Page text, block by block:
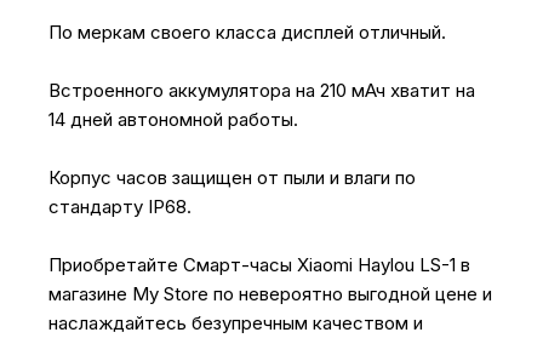
По меркам своего класса дисплей отличный.
Встроенного аккумулятора на 210 мАч хватит на
14 дней автономной работы.
Корпус часов защищен от пыли и влаги по
стандарту IP68.
Приобретайте Смарт-часы Xiaomi Haylou LS-1 в
магазине My Store по невероятно выгодной цене и
наслаждайтесь безупречным качеством и